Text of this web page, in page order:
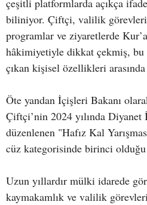
çeşitli platformlarda açıkça
biliniyor. Çiftçi, valilik görevleri
programlar ve ziyaretlerde
hâkimiyetiyle dikkat çekmiş, bu
çıkan kişisel özellikleri arasında
Öte yandan İçişleri Bakanı
Çiftçi’nin 2024 yılında Diyanet
düzenlenen "Hafız Kal
cüz kategorisinde birinci
Uzun yıllardır mülki idarede
kaymakamlık ve valilik